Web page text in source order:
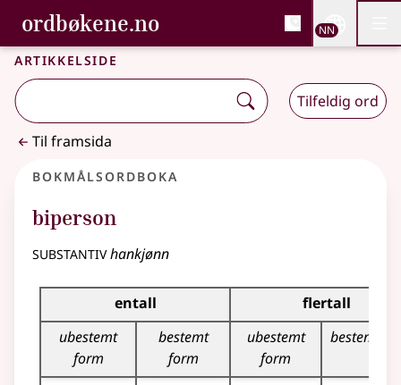
Gå til hovudinnhald
Tilgjenge
ordbøkene.no, Bokmålsordboka og
Bokmålsordboka og Nynorskordboka
NN
Artikkelside
Tilfeldig ord
Til framsida
Bokmålsordboka
biperson
substantivhankjønn
Bøyingstabell for dette substantivet
entall
flertall
ubestemt
form
bestemt
form
ubestemt
form
bestemt